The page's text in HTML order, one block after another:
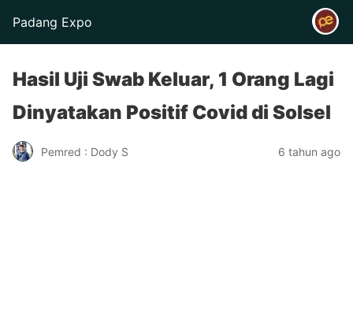
Padang Expo
Hasil Uji Swab Keluar, 1 Orang Lagi
Dinyatakan Positif Covid di Solsel
Pemred : Dody S 6 tahun ago